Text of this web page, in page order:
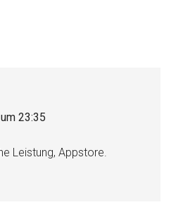
23:35
Leistung, Appstore.